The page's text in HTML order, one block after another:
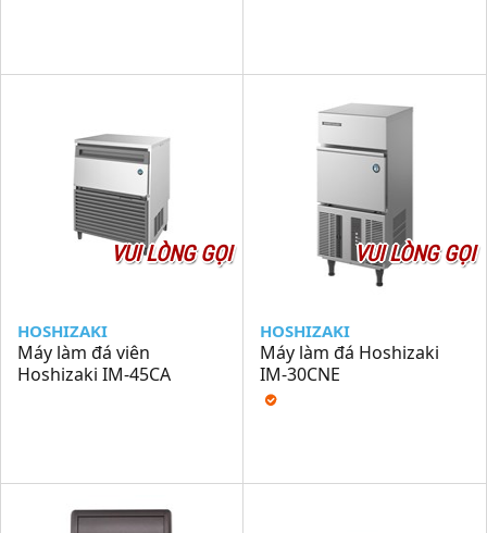
VUI LÒNG GỌI
HOSHIZAKI
Máy làm đá viên
Hoshizaki IM-45CA
VUI LÒNG GỌI
HOSHIZAKI
Máy làm đá Hoshizaki
IM-30CNE